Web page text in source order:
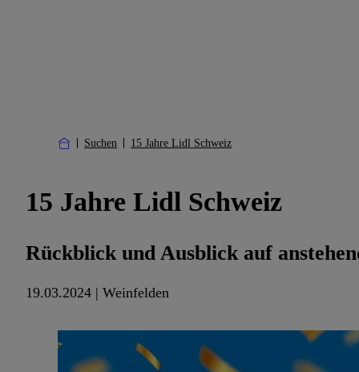
Suchen 15 Jahre Lidl Schweiz
15 Jahre Lidl Schweiz
Rückblick und Ausblick auf
19.03.2024 | Weinfelden